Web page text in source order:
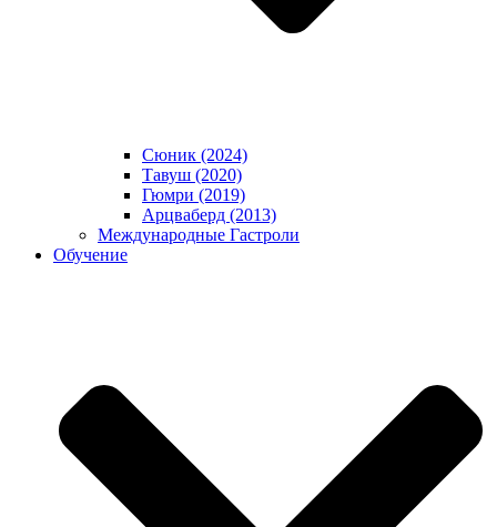
Сюник (2024)
Тавуш (2020)
Гюмри (2019)
Арцваберд (2013)
Международные Гастроли
Обучение